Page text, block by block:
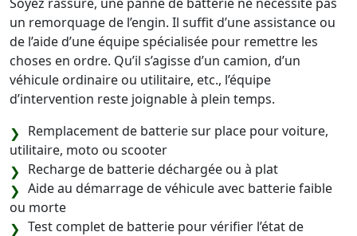
un remorquage de l’engin. Il suffit d’une assistance ou
de l’aide d’une équipe spécialisée pour remettre les
choses en ordre. Qu’il s’agisse d’un camion, d’un
véhicule ordinaire ou utilitaire, etc., l’équipe
d’intervention reste joignable à plein temps.
Remplacement de batterie sur place pour voiture,
utilitaire, moto ou scooter
Recharge de batterie déchargée ou à plat
Aide au démarrage de véhicule avec batterie faible
ou morte
Test complet de batterie pour vérifier l’état de